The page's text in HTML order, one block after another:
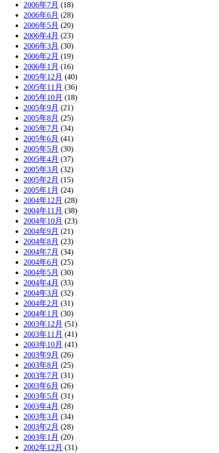
2006年7月 (18)
2006年6月 (28)
2006年5月 (20)
2006年4月 (23)
2006年3月 (30)
2006年2月 (19)
2006年1月 (16)
2005年12月 (40)
2005年11月 (36)
2005年10月 (18)
2005年9月 (21)
2005年8月 (25)
2005年7月 (34)
2005年6月 (41)
2005年5月 (30)
2005年4月 (37)
2005年3月 (32)
2005年2月 (15)
2005年1月 (24)
2004年12月 (28)
2004年11月 (38)
2004年10月 (23)
2004年9月 (21)
2004年8月 (23)
2004年7月 (34)
2004年6月 (25)
2004年5月 (30)
2004年4月 (33)
2004年3月 (32)
2004年2月 (31)
2004年1月 (30)
2003年12月 (51)
2003年11月 (41)
2003年10月 (41)
2003年9月 (26)
2003年8月 (25)
2003年7月 (31)
2003年6月 (26)
2003年5月 (31)
2003年4月 (28)
2003年3月 (34)
2003年2月 (28)
2003年1月 (20)
2002年12月 (31)